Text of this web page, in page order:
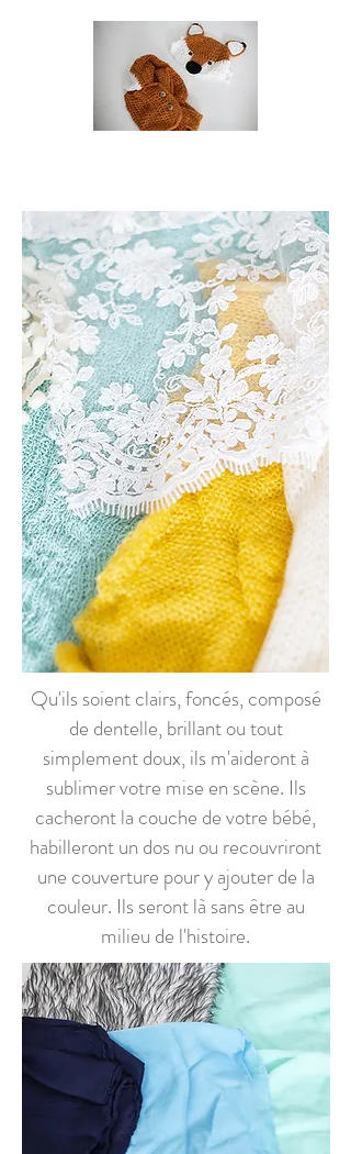
Qu'ils soient clairs, foncés, composé
de dentelle, brillant ou tout
simplement doux, ils m'aideront à
sublimer votre mise en scène. Ils
cacheront la couche de votre bébé,
habilleront un dos nu ou recouvriront
une couverture pour y ajouter de la
couleur. Ils seront là sans être au
milieu de l'histoire.